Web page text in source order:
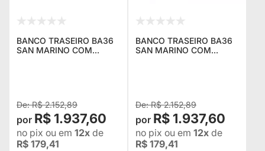
BANCO TRASEIRO BA36
SAN MARINO COM
R$ 2.152,89
R$ 1.937,60
no pix ou em 12x de
R$ 179,41
BANCO TRASEIRO BA36
SAN MARINO COM
R$ 2.152,89
R$ 1.937,60
no pix ou em 12x de
R$ 179,41